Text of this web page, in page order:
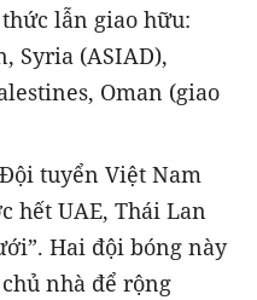
lẫn giao hữu:
Syria (ASIAD),
Oman (giao
tuyển Việt Nam
hết UAE, Thái Lan
Hai đội bóng này
nhà để rộng